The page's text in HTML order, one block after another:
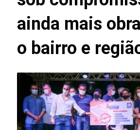
ainda mais
o bairro e